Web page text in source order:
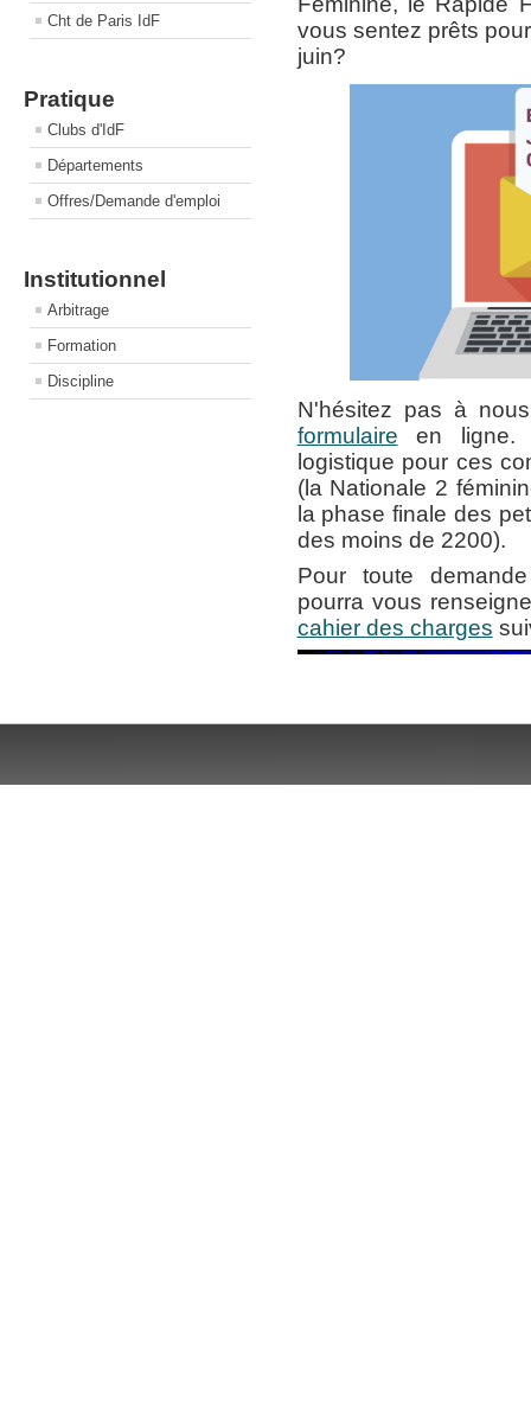
Cht de Paris IdF
Pratique
Clubs d'IdF
Départements
Offres/Demande d'emploi
Institutionnel
Arbitrage
Formation
Discipline
vous sentez prêts
juin?
N'hésitez pas à
formulaire en ligne.
logistique pour ces
(la Nationale 2
la phase finale des
des moins de 2200).
Pour toute
pourra vous
cahier des charges